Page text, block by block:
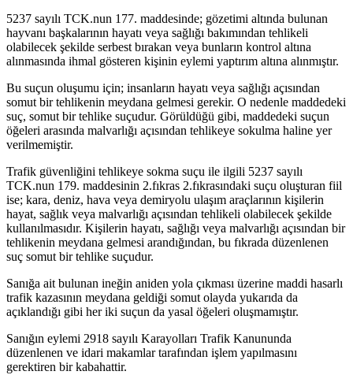
5237 sayılı TCK.nun 177. maddesinde; gözetimi altında bulunan
hayvanı başkalarının hayatı veya sağlığı bakımından tehlikeli
olabilecek şekilde serbest bırakan veya bunların kontrol altına
alınmasında ihmal gösteren kişinin eylemi yaptırım altına alınmıştır.
Bu suçun oluşumu için; insanların hayatı veya sağlığı açısından
somut bir tehlikenin meydana gelmesi gerekir. O nedenle maddedeki
suç, somut bir tehlike suçudur. Görüldüğü gibi, maddedeki suçun
öğeleri arasında malvarlığı açısından tehlikeye sokulma haline yer
verilmemiştir.
Trafik güvenliğini tehlikeye sokma suçu ile ilgili 5237 sayılı
TCK.nun 179. maddesinin 2.fıkras 2.fıkrasındaki suçu oluşturan fiil
ise; kara, deniz, hava veya demiryolu ulaşım araçlarının kişilerin
hayat, sağlık veya malvarlığı açısından tehlikeli olabilecek şekilde
kullanılmasıdır. Kişilerin hayatı, sağlığı veya malvarlığı açısından bir
tehlikenin meydana gelmesi arandığından, bu fıkrada düzenlenen
suç somut bir tehlike suçudur.
Sanığa ait bulunan ineğin aniden yola çıkması üzerine maddi hasarlı
trafik kazasının meydana geldiği somut olayda yukarıda da
açıklandığı gibi her iki suçun da yasal öğeleri oluşmamıştır.
Sanığın eylemi 2918 sayılı Karayolları Trafik Kanununda
düzenlenen ve idari makamlar tarafından işlem yapılmasını
gerektiren bir kabahattir.